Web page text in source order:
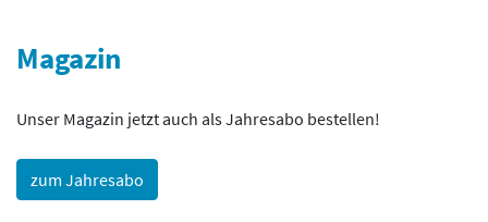
Magazin
Unser Magazin jetzt auch als Jahresabo bestellen!
zum Jahresabo